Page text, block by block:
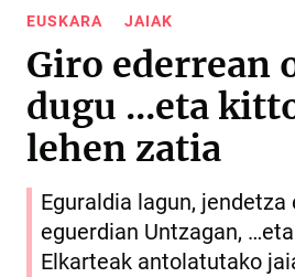
EUSKARA JAIAK
Giro ederrean
dugu ...eta
lehen zatia
Eguraldia lagun,
eguerdian Untzagan,
Elkarteak antolatutako